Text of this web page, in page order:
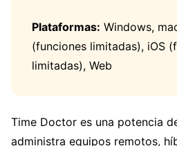
Plataformas: Windows,
(funciones limitadas), iOS
limitadas), Web
Time Doctor es una potencia
administra equipos remotos,